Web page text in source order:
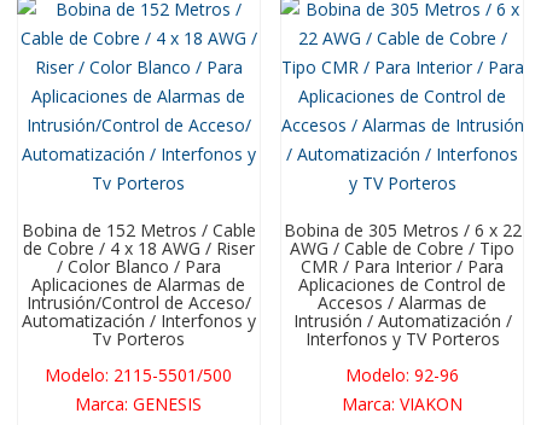
Bobina de 152 Metros / Cable
de Cobre / 4 x 18 AWG / Riser
/ Color Blanco / Para
Aplicaciones de Alarmas de
Intrusión/Control de Acceso/
Automatización / Interfonos y
Tv Porteros
Modelo: 2115-5501/500
Marca:GENESIS
Bobina de 305 Metros / 6 x 22
AWG / Cable de Cobre / Tipo
CMR / Para Interior / Para
Aplicaciones de Control de
Accesos / Alarmas de
Intrusión / Automatización /
Interfonos y TV Porteros
Modelo:92-96
Marca:VIAKON